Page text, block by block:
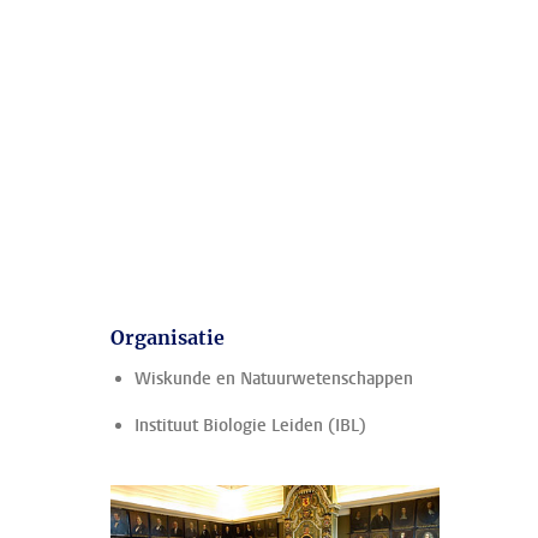
Organisatie
Wiskunde en Natuurwetenschappen
Instituut Biologie Leiden (IBL)